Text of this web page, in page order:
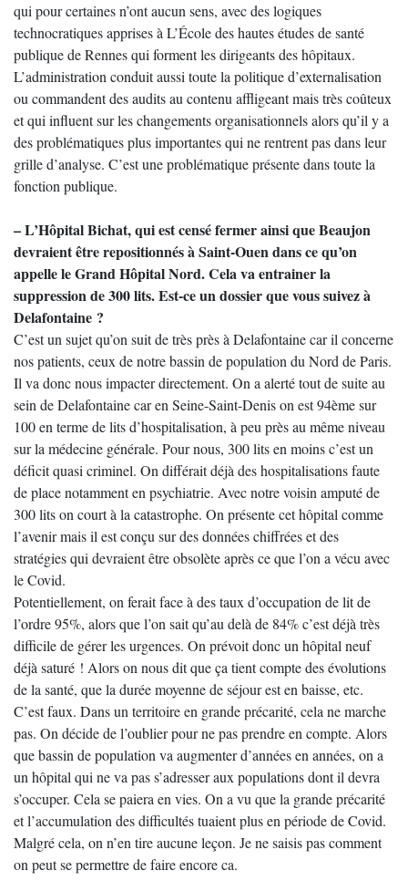
qui pour certaines n’ont aucun sens, avec des logiques
technocratiques apprises à L’École des hautes études de santé
publique de Rennes qui forment les dirigeants des hôpitaux.
L’administration conduit aussi toute la politique d’externalisation
ou commandent des audits au contenu affligeant mais très coûteux
et qui influent sur les changements organisationnels alors qu’il y a
des problématiques plus importantes qui ne rentrent pas dans leur
grille d’analyse. C’est une problématique présente dans toute la
fonction publique.
– L’Hôpital Bichat, qui est censé fermer ainsi que Beaujon
devraient être repositionnés à Saint-Ouen dans ce qu’on
appelle le Grand Hôpital Nord. Cela va entrainer la
suppression de 300 lits. Est-ce un dossier que vous suivez à
Delafontaine ?
C’est un sujet qu’on suit de très près à Delafontaine car il concerne
nos patients, ceux de notre bassin de population du Nord de Paris.
Il va donc nous impacter directement. On a alerté tout de suite au
sein de Delafontaine car en Seine-Saint-Denis on est 94ème sur
100 en terme de lits d’hospitalisation, à peu près au même niveau
sur la médecine générale. Pour nous, 300 lits en moins c’est un
déficit quasi criminel. On différait déjà des hospitalisations faute
de place notamment en psychiatrie. Avec notre voisin amputé de
300 lits on court à la catastrophe. On présente cet hôpital comme
l’avenir mais il est conçu sur des données chiffrées et des
stratégies qui devraient être obsolète après ce que l’on a vécu avec
le Covid.
Potentiellement, on ferait face à des taux d’occupation de lit de
l’ordre 95%, alors que l’on sait qu’au delà de 84% c’est déjà très
difficile de gérer les urgences. On prévoit donc un hôpital neuf
déjà saturé ! Alors on nous dit que ça tient compte des évolutions
de la santé, que la durée moyenne de séjour est en baisse, etc.
C’est faux. Dans un territoire en grande précarité, cela ne marche
pas. On décide de l’oublier pour ne pas prendre en compte. Alors
que bassin de population va augmenter d’années en années, on a
un hôpital qui ne va pas s’adresser aux populations dont il devra
s’occuper. Cela se paiera en vies. On a vu que la grande précarité
et l’accumulation des difficultés tuaient plus en période de Covid.
Malgré cela, on n’en tire aucune leçon. Je ne saisis pas comment
on peut se permettre de faire encore ca.